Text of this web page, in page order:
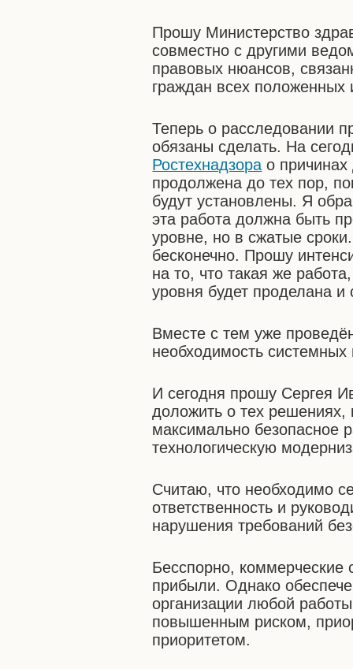
Прошу Министерство
совместно с другими
правовых нюансов,
граждан всех положенных
Теперь о расследовании
обязаны сделать. На
Ростехнадзора о причинах
продолжена до тех пор,
будут установлены. Я
эта работа должна быть
уровне, но в сжатые
бесконечно. Прошу
на то, что такая же
уровня будет проделана
Вместе с тем уже
необходимость
И сегодня прошу Сергея
доложить о тех решениях,
максимально безопасное
технологическую
Считаю, что необходимо
ответственность и
нарушения требований
Бесспорно, коммерческие
прибыли. Однако
организации любой
повышенным риском,
приоритетом.